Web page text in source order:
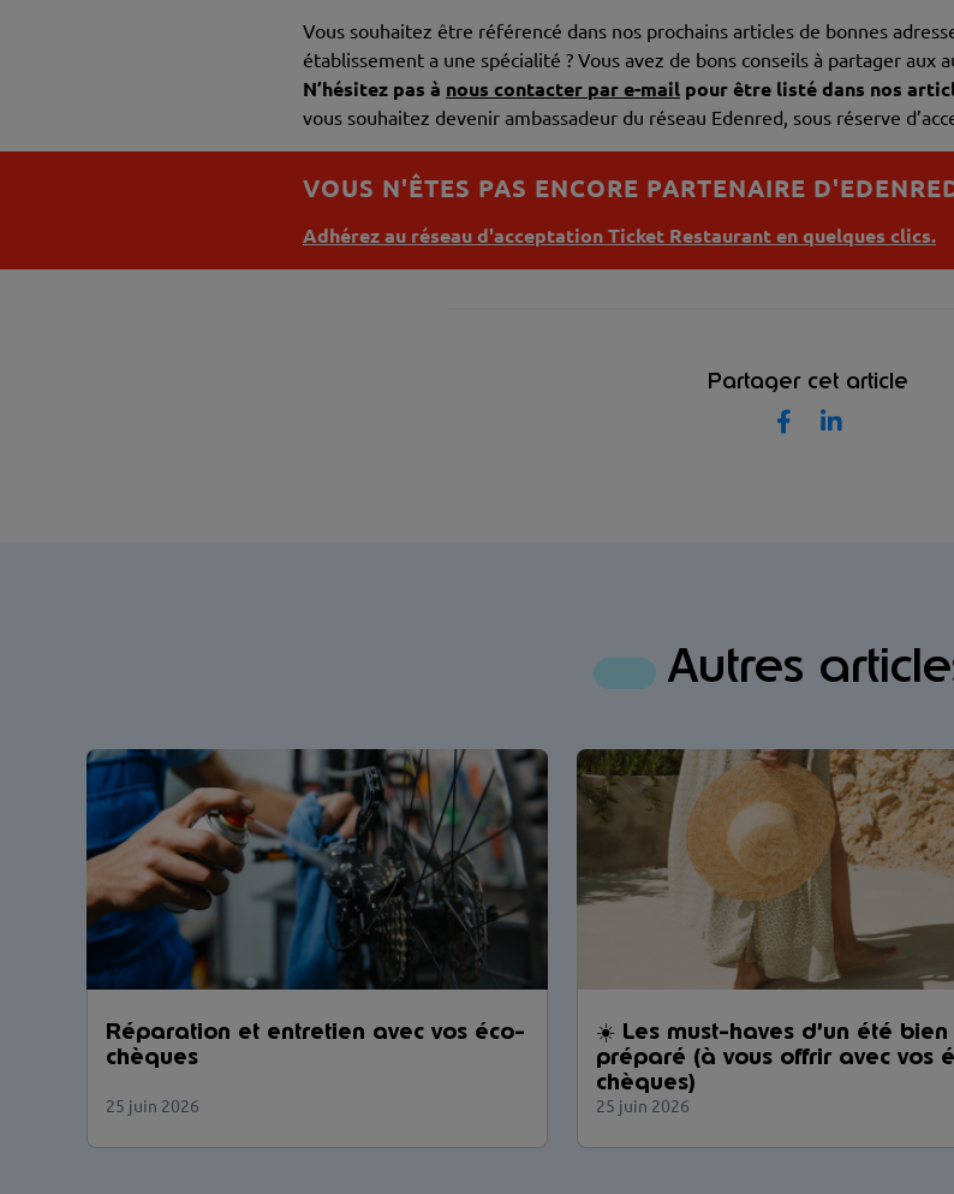
Vous souhaitez être référencé dans nos prochains articles de bonnes
établissement a une spécialité ? Vous avez de bons conseils à partager aux
N’hésitez pas à nous contacter par e-mail pour être listé dans nos
vous souhaitez devenir ambassadeur du réseau Edenred, sous réserve
VOUS N'ÊTES PAS ENCORE PARTENAIRE
Adhérez au réseau d'acceptation Ticket Restaurant en quelques clics.
Partager cet article
Autres
Réparation et entretien avec vos éco-
chèques
25 juin 2026
☀️ Les must-haves d’un été bien
préparé (à vous offrir avec vos
chèques)
25 juin 2026